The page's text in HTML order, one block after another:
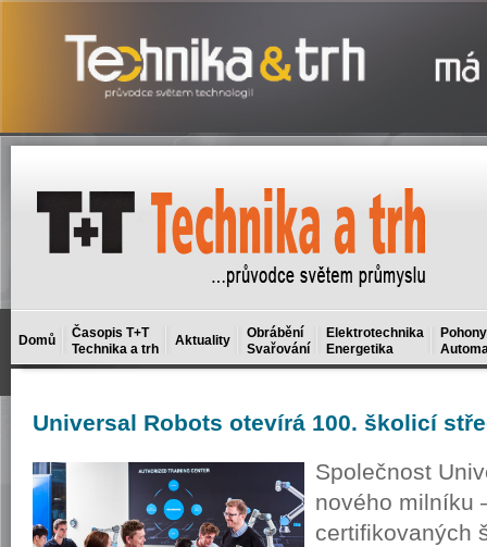
Domů
Časopis T+T
Technika a trh
Aktuality
Obrábění
Svařování
Elektrotechnika
Energetika
Pohony
Universal Robots otevírá 100. školicí
Společnost
nového milníku
certifikovaných